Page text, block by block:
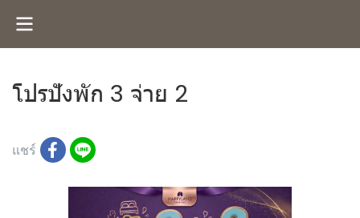
โปรปังพัก 3 จ่าย 2
แชร์